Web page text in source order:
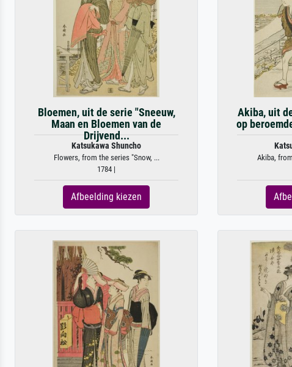
Bloemen, uit de serie "Sneeuw,
Maan en Bloemen van de
Drijvend...
Katsukawa Shuncho
Flowers, from the series "Snow, ...
1784 |
Afbeelding kiezen
Akiba, uit
op
Akiba,